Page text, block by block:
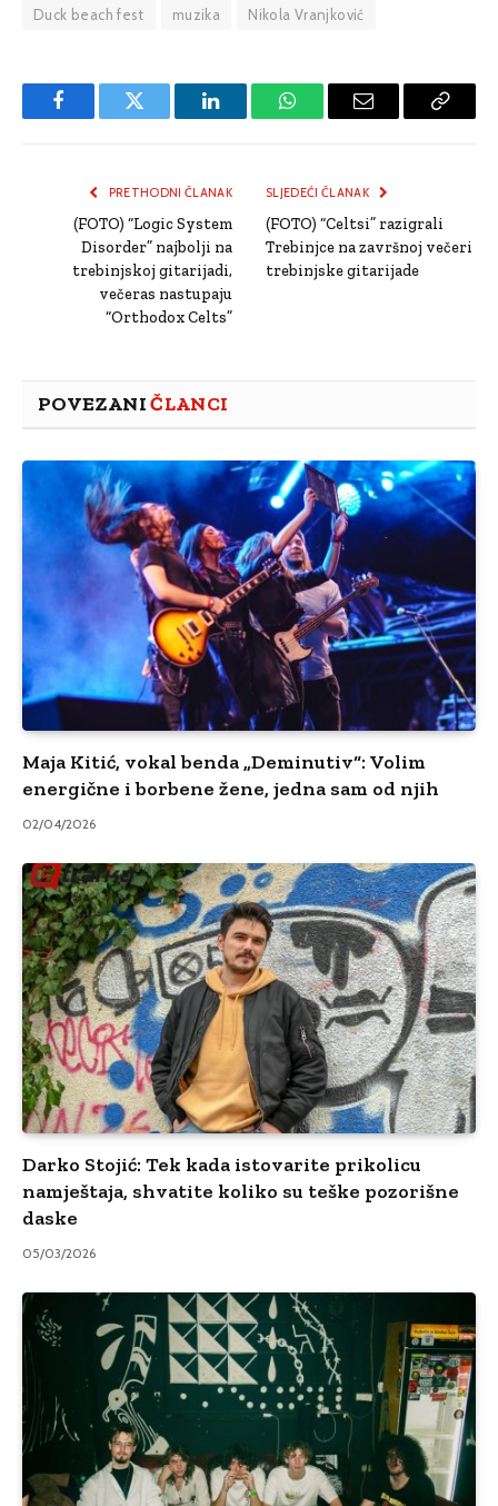
Duck beach fest
muzika Nikola Vranjković
FacebookTwitter LinkedInWhatsAppEmail
Copy
PRETHODNI ČLANAK
(FOTO) “Logic System
Disorder” najbolji na
trebinjskoj gitarijadi,
večeras nastupaju
“Orthodox Celts”
SLJEDEĆI ČLANAK
(FOTO) “Celtsi” razigrali
Trebinjce na završnoj večeri
trebinjske gitarijade
POVEZANIČLANCI
Maja Kitić, vokal benda „Deminutiv“: Volim
energične i borbene žene, jedna sam od njih
02/04/2026
Darko Stojić: Tek kada istovarite prikolicu
namještaja, shvatite koliko su teške pozorišne
daske
05/03/2026